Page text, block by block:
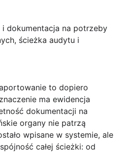
dokumentacja na potrzeby
ścieżka audytu i
to dopiero
ma ewidencja
dokumentacji na
organy nie patrzą
wpisane w systemie, ale
całej ścieżki: od